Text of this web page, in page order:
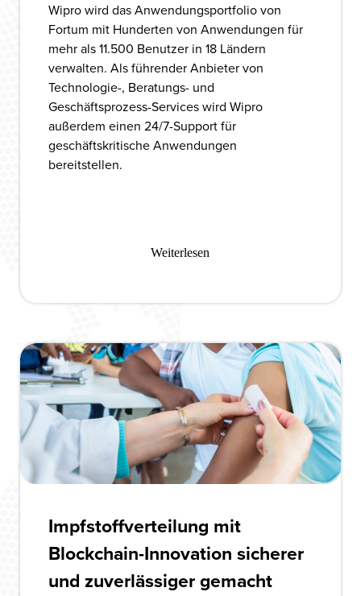
Wipro wird das Anwendungsportfolio von
Fortum mit Hunderten von Anwendungen für
mehr als 11.500 Benutzer in 18 Ländern
verwalten. Als führender Anbieter von
Technologie-, Beratungs- und
Geschäftsprozess-Services wird Wipro
außerdem einen 24/7-Support für
geschäftskritische Anwendungen
bereitstellen.
Weiterlesen
Impfstoffverteilung mit
Blockchain-Innovation sicherer
und zuverlässiger gemacht